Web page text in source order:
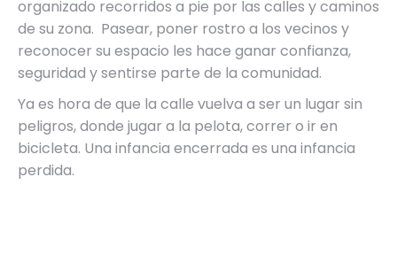
organizado recorridos a pie por las calles y caminos
de su zona. Pasear, poner rostro a los vecinos y
reconocer su espacio les hace ganar confianza,
seguridad y sentirse parte de la comunidad.
Ya es hora de que la calle vuelva a ser un lugar sin
peligros, donde jugar a la pelota, correr o ir en
bicicleta. Una infancia encerrada es una infancia
perdida.